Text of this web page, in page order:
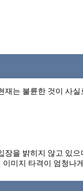
는 불륜한 것이 사
을 밝히지 않고 있
미지 타격이 엄청나